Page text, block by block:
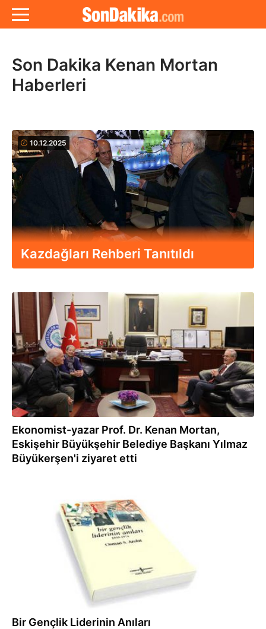
Son Dakika Kenan Mortan
Haberleri
10.12.2025
Kazdağları Rehberi Tanıtıldı
11.02.2024
Ekonomist-yazar Prof. Dr. Kenan Mortan,
Eskişehir Büyükşehir Belediye Başkanı Yılmaz
Büyükerşen'i ziyaret etti
Bir Gençlik Liderinin Anıları